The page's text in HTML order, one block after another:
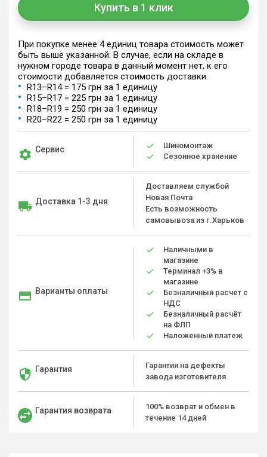
Купить в 1 клик
При покупке менее 4 единиц товара стоимость может
быть выше указанной. В случае, если на складе в
нужном городе товара в данный момент нет, к его
стоимости добавляется стоимость доставки.
R13–R14 = 175 грн за 1 единицу
R15–R17 = 225 грн за 1 единицу
R18–R19 = 250 грн за 1 единицу
R20–R22 = 250 грн за 1 единицу
Сервис
Шиномонтаж
Сезонное хранение
Доставка 1-3 дня
Доставляем службой
Новая Почта
Есть возможность
самовывоза из г.Харьков
Варианты оплаты
Наличными в
магазине
Терминал +3% в
магазине
Безналичный расчет с
НДС
Безналичный расчёт
на ФЛП
Наложенный платеж
Гарантия
Гарантия на дефекты
завода изготовителя
Гарантия возврата
100% возврат и обмен в
течение 14 дней